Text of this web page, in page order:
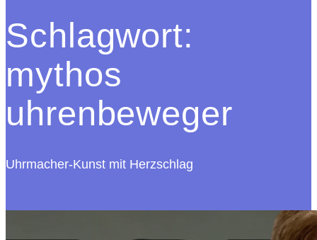
Schlagwort:
mythos
uhrenbeweger
Uhrmacher-Kunst mit Herzschlag